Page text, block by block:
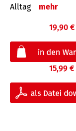
Alltag
mehr
19,90 €
15,99 €